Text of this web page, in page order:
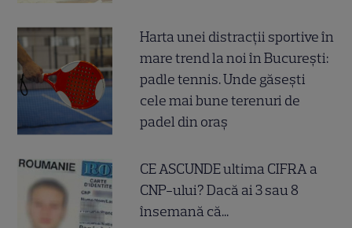
Harta unei distracții sportive în
mare trend la noi în București:
padle tennis. Unde găsești
cele mai bune terenuri de
padel din oraș
CE ASCUNDE ultima CIFRA a
CNP-ului? Dacă ai 3 sau 8
însemană că...